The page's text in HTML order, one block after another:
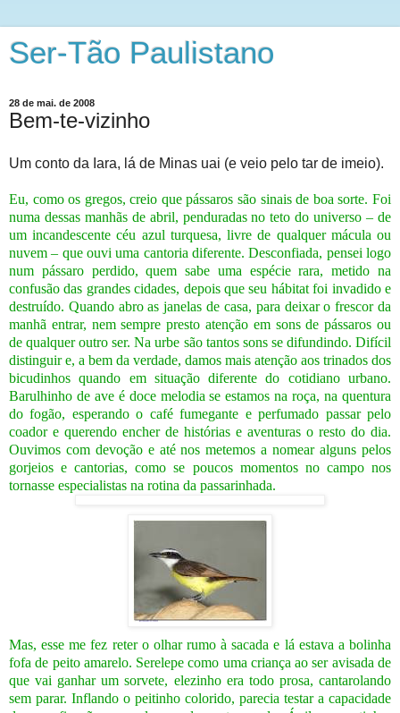
Ser-Tão Paulistano
28 de mai. de 2008
Bem-te-vizinho
Um conto da Iara, lá de Minas uai (e veio pelo tar de imeio).
Eu, como os gregos, creio que pássaros são sinais de boa sorte. Foi
numa dessas manhãs de abril, penduradas no teto do universo – de
um incandescente céu azul turquesa, livre de qualquer mácula ou
nuvem – que ouvi uma cantoria diferente. Desconfiada, pensei logo
num pássaro perdido, quem sabe uma espécie rara, metido na
confusão das grandes cidades, depois que seu hábitat foi invadido e
destruído. Quando abro as janelas de casa, para deixar o frescor da
manhã entrar, nem sempre presto atenção em sons de pássaros ou
de qualquer outro ser. Na urbe são tantos sons se difundindo. Difícil
distinguir e, a bem da verdade, damos mais atenção aos trinados dos
bicudinhos quando em situação diferente do cotidiano urbano.
Barulhinho de ave é doce melodia se estamos na roça, na quentura
do fogão, esperando o café fumegante e perfumado passar pelo
coador e querendo encher de histórias e aventuras o resto do dia.
Ouvimos com devoção e até nos metemos a nomear alguns pelos
gorjeios e cantorias, como se poucos momentos no campo nos
tornasse especialistas na rotina da passarinhada.
Mas, esse me fez reter o olhar rumo à sacada e lá estava a bolinha
fofa de peito amarelo. Serelepe como uma criança ao ser avisada de
que vai ganhar um sorvete, elezinho era todo prosa, cantarolando
sem parar. Inflando o peitinho colorido, parecia testar a capacidade